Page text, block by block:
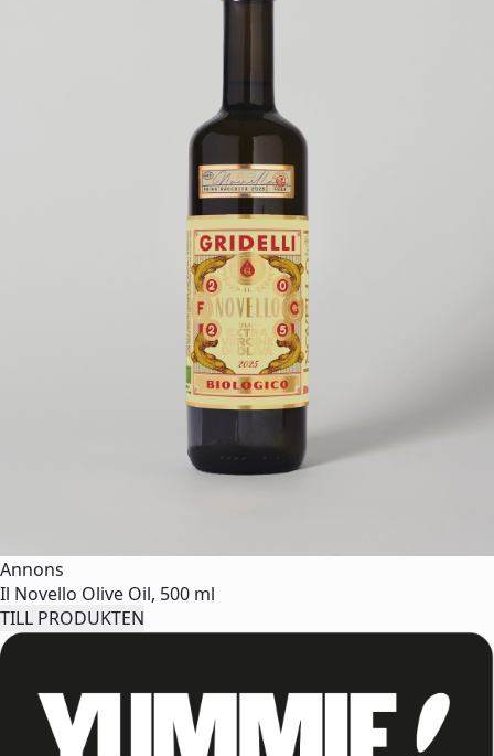
Annons
Il Novello Olive Oil, 500 ml
TILL PRODUKTEN